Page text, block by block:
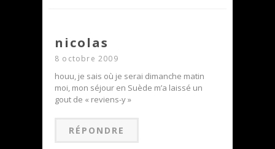
nicolas
8 octobre 2009
houu, je sais où je serai dimanche matin
moi, mon séjour en Suède m’a laissé un
gout de « reviens-y »
RÉPONDRE